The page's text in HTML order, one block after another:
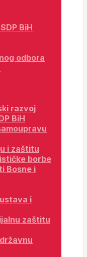
BiH
odbora
razvoj
BiH
i zaštitu
borbe
Bosne i
i
zaštitu